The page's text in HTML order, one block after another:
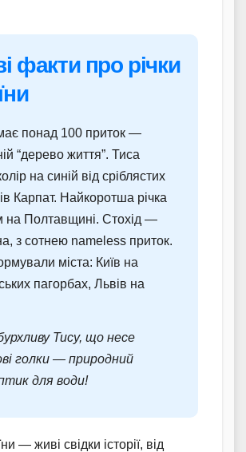
факти про річки
понад 100 приток —
“дерево життя”. Тиса
на синій від сріблястих
Карпат. Найкоротша річка
на Полтавщині. Стохід —
з сотнею nameless приток.
міста: Київ на
пагорбах, Львів на
Тису, що несе
голки — природний
для води!
— живі свідки історії, від